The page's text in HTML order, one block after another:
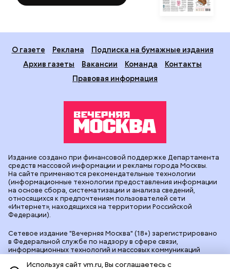
О газете Реклама
Подписка на бумажные издания
Архив газеты
Вакансии Команда
Контакты
Правовая информация
Сетевое издание "Вечерняя Москва" (18+) зарегистрировано
в Федеральной службе по надзору в сфере связи,
информационных технологий и массовых коммуникаций
90524 от 09.12.2025. Учредитель: АО "Редакция газеты
Издание создано при финансовой поддержке Департамента
средств массовой информации и рекламы города Москвы.
На сайте применяются рекомендательные технологии
(информационные технологии предоставления информации
на основе сбора, систематизации и анализа сведений,
относящихся к предпочтениям пользователей сети
«Интернет», находящихся на территории Российской
Федерации).
Используя сайт vm.ru, Вы соглашаетесь с